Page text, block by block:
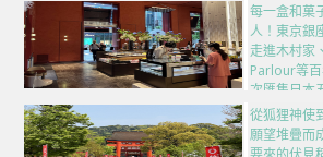
每一盒和菓
人！東京銀
走進木村家
Parlour等
次匯集日本
從狐狸神使
願望堆疊而